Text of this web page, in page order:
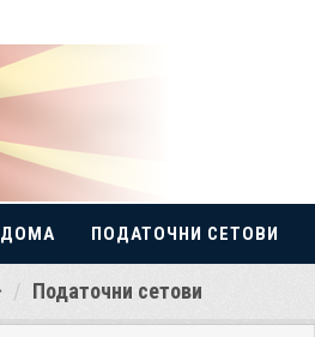
ДОМА ПОДАТОЧНИ СЕТОВИ
Податочни сетови